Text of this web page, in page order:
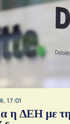
17:01
η ΔΕΗ με